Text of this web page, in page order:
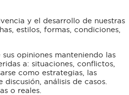
y el desarrollo de nuestras
estilos, formas, condiciones,
opiniones manteniendo las
a: situaciones, conflictos,
como estrategias, las
análisis de casos.
o reales.